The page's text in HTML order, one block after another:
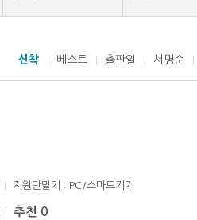
신착 베스트 출판일 서명순
지원단말기 : PC/스마트기기
추천 0